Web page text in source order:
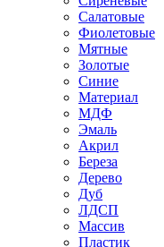
Салатовые
Фиолетовые
Мятные
Золотые
Синие
Материал
МДФ
Эмаль
Акрил
Береза
Дерево
Дуб
ЛДСП
Массив
Пластик